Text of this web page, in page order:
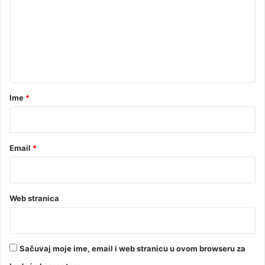
rIme *
Email *
Web stranica
Sačuvaj moje ime, email i web stranicu u ovom browseru za